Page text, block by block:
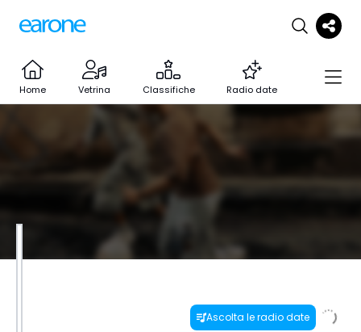
Home Vetrina Classifiche Radio date
Ascolta le radio date